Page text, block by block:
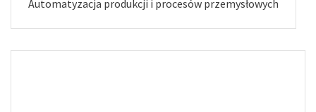
Automatyzacja produkcji i procesów przemysłowych